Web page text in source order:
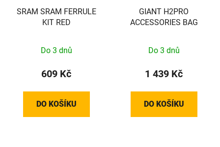
SRAM SRAM FERRULE
KIT RED
Do 3 dnů
609 Kč
DO KOŠÍKU
GIANT H2PRO
ACCESSORIES BAG
Do 3 dnů
1 439 Kč
DO KOŠÍKU